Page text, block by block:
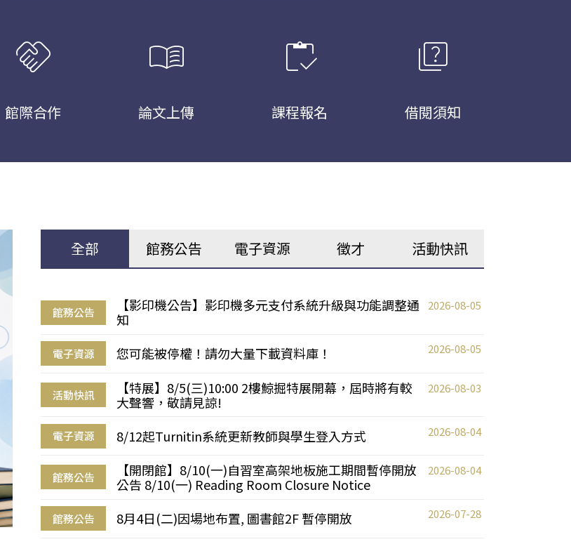
handshake
館際合作
menu_book
論文上傳
inventory
課程報名
quiz
借閱須知
全部 館務公告 電子資源 徵才 活動快訊
館務公告
【影印機公告】影印機多元支付系統升級與功能調整通
知
2026-08-05
電子資源 您可能被停權！請勿大量下載資料庫！ 2026-08-05
活動快訊
【特展】8/5(三)10:00 2樓鯨掘特展開幕，屆時將有較
大聲響，敬請見諒!
2026-08-03
電子資源 8/12起Turnitin系統更新教師與學生登入方式 2026-08-04
館務公告
【開閉館】8/10(一)自習室高架地板施工期間暫停開放
公告 8/10(一) Reading Room Closure Notice
2026-08-04
館務公告 8月4日(二)因場地布置, 圖書館2F 暫停開放 2026-07-28